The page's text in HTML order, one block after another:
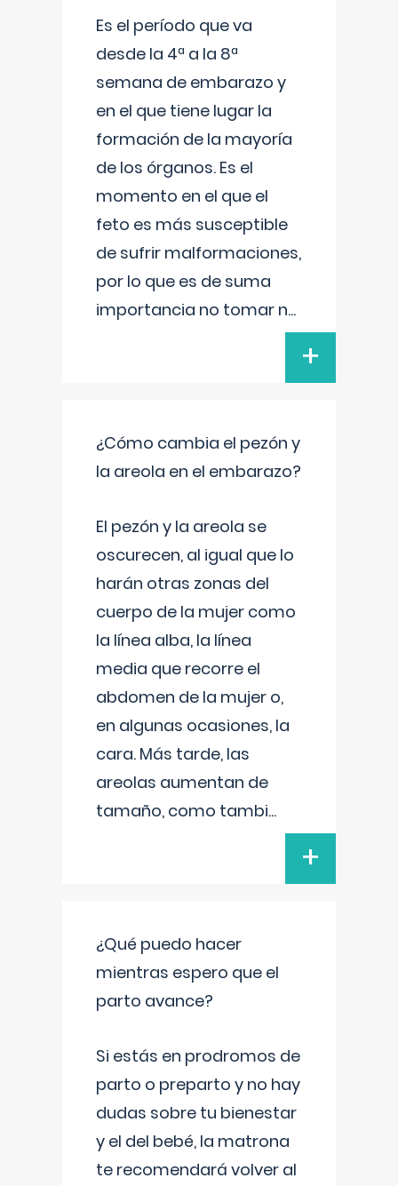
Es el período que va
desde la 4ª a la 8ª
semana de embarazo y
en el que tiene lugar la
formación de la mayoría
de los órganos. Es el
momento en el que el
feto es más susceptible
de sufrir malformaciones,
por lo que es de suma
importancia no tomar n...
+
¿Cómo cambia el pezón y
la areola en el embarazo?
El pezón y la areola se
oscurecen, al igual que lo
harán otras zonas del
cuerpo de la mujer como
la línea alba, la línea
media que recorre el
abdomen de la mujer o,
en algunas ocasiones, la
cara. Más tarde, las
areolas aumentan de
tamaño, como tambi...
+
¿Qué puedo hacer
mientras espero que el
parto avance?
Si estás en prodromos de
parto o preparto y no hay
dudas sobre tu bienestar
y el del bebé, la matrona
te recomendará volver al